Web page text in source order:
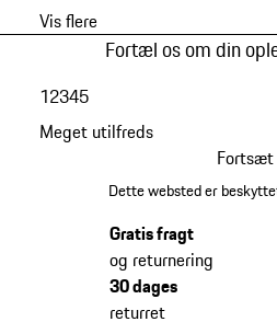
Vis flere
Fortæl os om din
Meget utilfreds
12345
Fortsæt
Dette websted er
Gratis fragt
og returnering
30 dages
returret